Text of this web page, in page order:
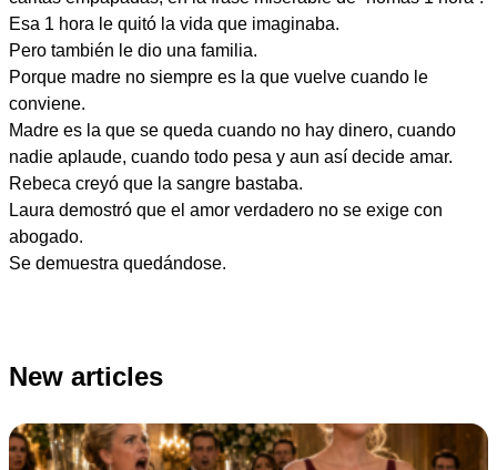
Esa 1 hora le quitó la vida que imaginaba.
Pero también le dio una familia.
Porque madre no siempre es la que vuelve cuando le
conviene.
Madre es la que se queda cuando no hay dinero, cuando
nadie aplaude, cuando todo pesa y aun así decide amar.
Rebeca creyó que la sangre bastaba.
Laura demostró que el amor verdadero no se exige con
abogado.
Se demuestra quedándose.
New articles